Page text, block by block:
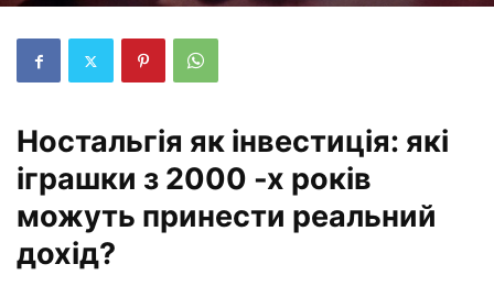
Ностальгія як інвестиція: які
іграшки з 2000 -х років
можуть принести реальний
дохід?